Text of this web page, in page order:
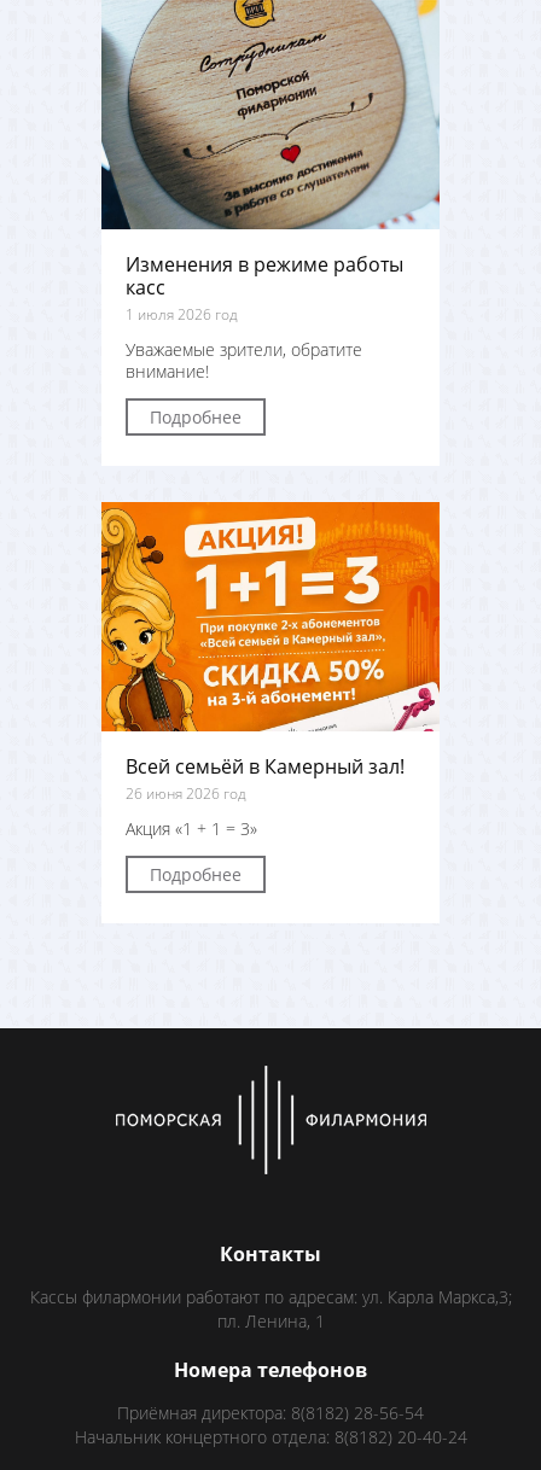
Изменения в режиме работы
касс
1 июля 2026 год
Уважаемые зрители, обратите
внимание!
Подробнее
Всей семьёй в Камерный зал!
26 июня 2026 год
Акция «1 + 1 = 3»
Подробнее
Контакты
Кассы филармонии работают по адресам: ул. Карла Маркса,3;
пл. Ленина, 1
Номера телефонов
Приёмная директора: 8(8182) 28-56-54
Начальник концертного отдела: 8(8182) 20-40-24